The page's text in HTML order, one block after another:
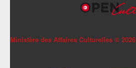
Ministère des Affaires Culturelles © 2026